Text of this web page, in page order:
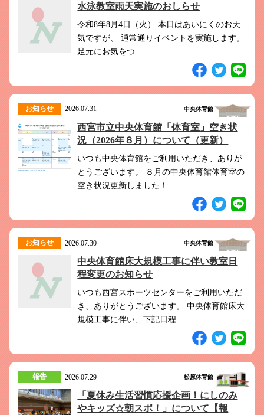
水泳教室雨天実施のおしらせ
令和8年8月4日（火） 本日はあいにくのお天
気ですが、 通常通りイベントを実施します。
足元にお気をつ...
お知らせ 2026.07.31 中央体育館
西宮市立中央体育館「体育室」空き状
況（2026年８月）について（更新）
いつも中央体育館をご利用いただき、ありが
とうございます。 ８月の中央体育館体育室の
空き状況更新しました！ ...
お知らせ 2026.07.30 中央体育館
中央体育館床大規模工事に伴い教室日
程変更のお知らせ
いつも西宮スポーツセンターをご利用いただ
き、ありがとうございます。 中央体育館床大
規模工事に伴い、下記日程...
報告 2026.07.29 松原体育館
「夏休み生活習慣応援企画！にしのみ
やキッズ☆朝スポ！」について【報